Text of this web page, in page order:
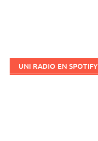
UNI RADIO EN SPOTIFY